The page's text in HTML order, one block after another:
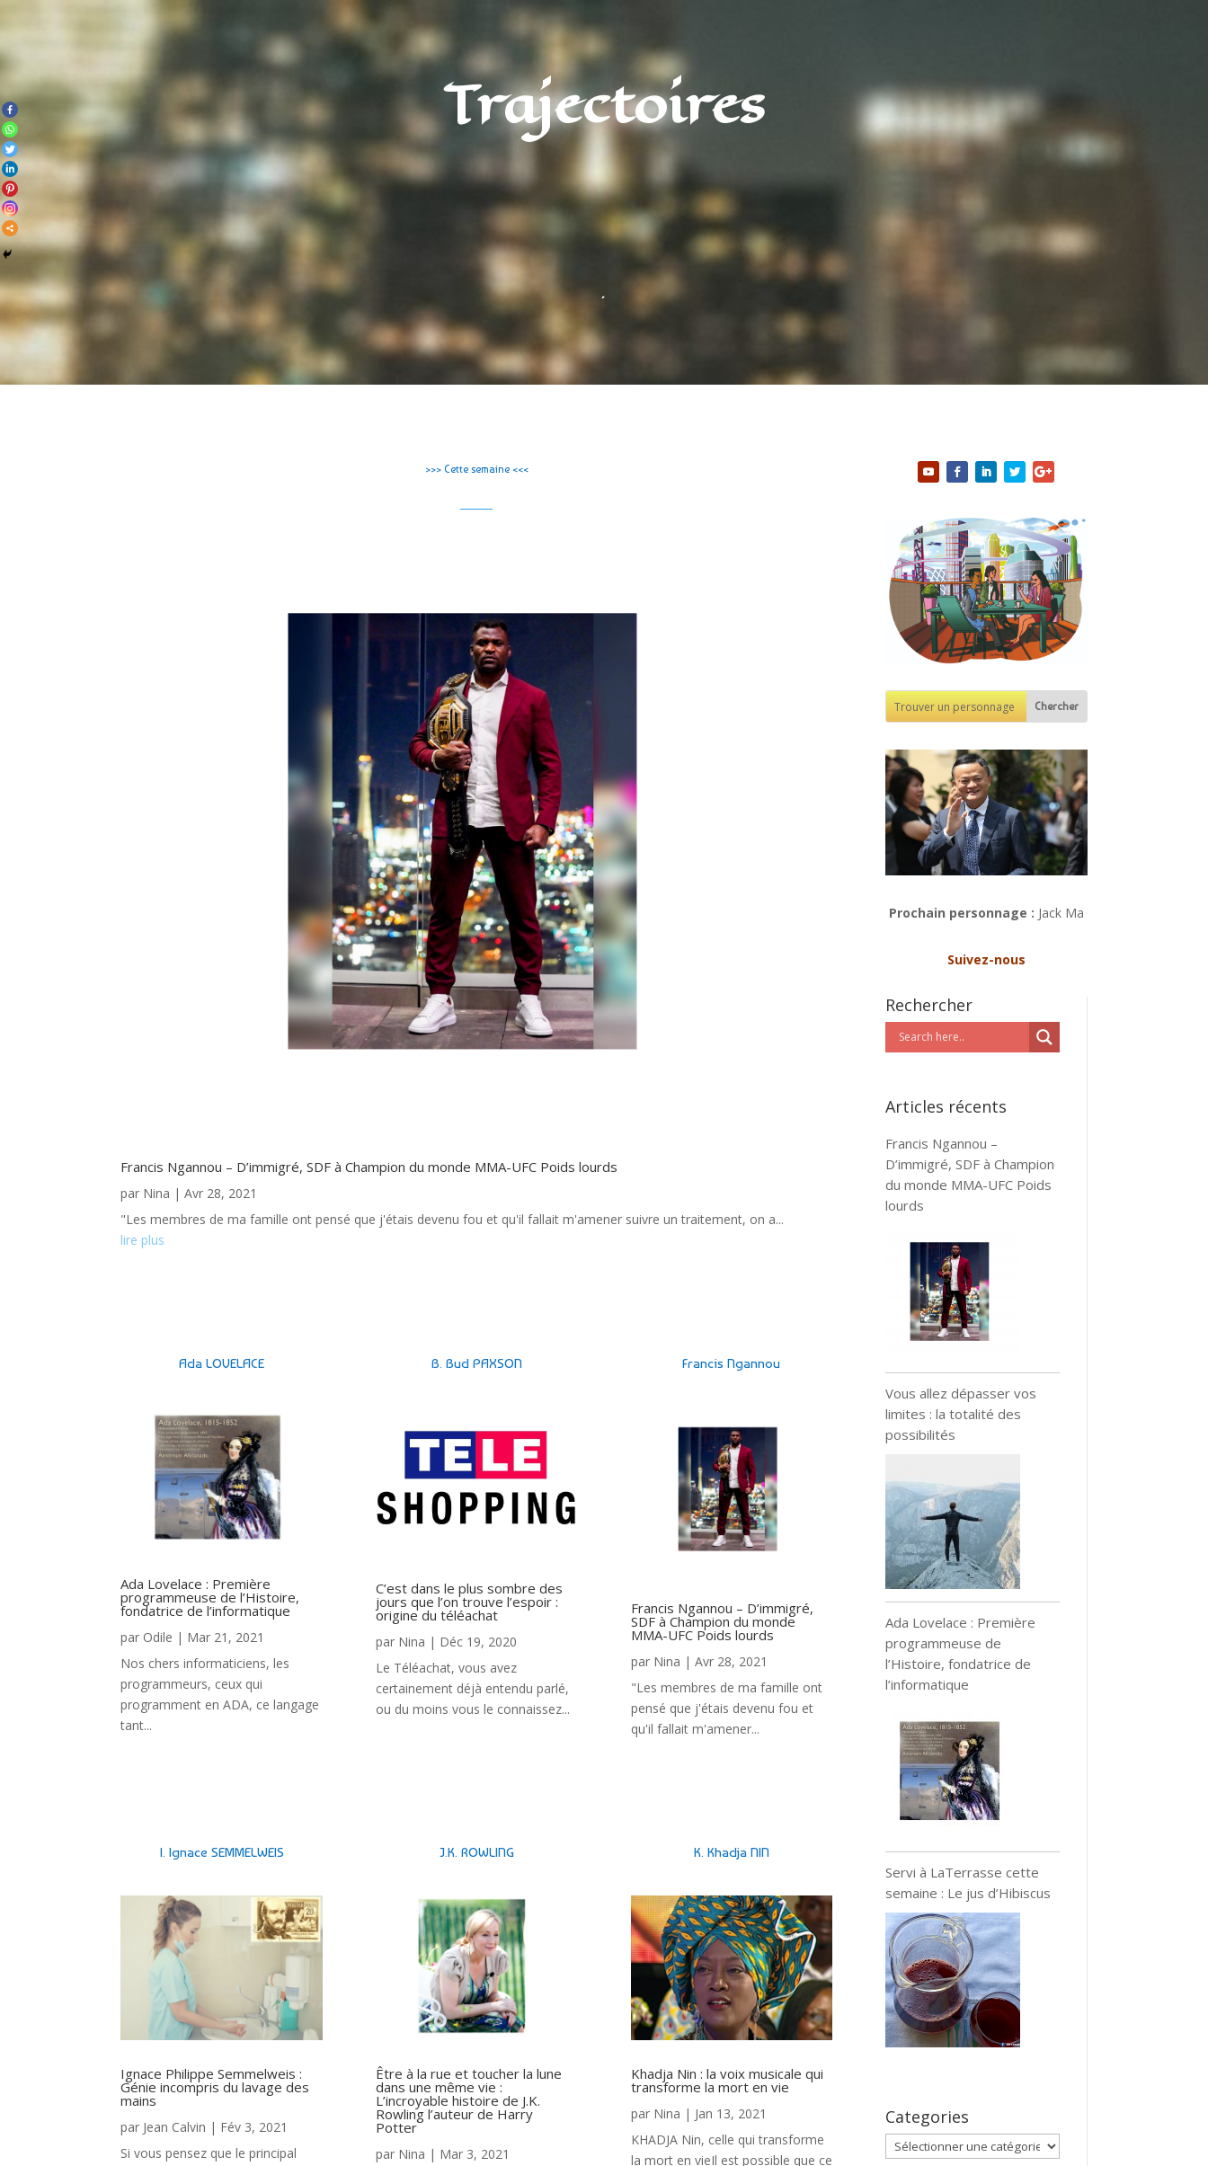
Trajectoires
.
>>> Cette semaine <<<
Francis Ngannou – D’immigré, SDF à Champion du monde MMA-UFC Poids lourds
par Nina |Avr 28, 2021
"Les membres de ma famille ont pensé que j'étais devenu fou et qu'il fallait m'amener suivre un traitement, on a...
lire plus
Ada LOVELACE
Ada Lovelace : Première
programmeuse de l’Histoire,
fondatrice de l’informatique
par Odile | Mar 21, 2021
Nos chers informaticiens, les
programmeurs, ceux qui
programment en ADA, ce langage
tant...
B. Bud PAXSON
C’est dans le plus sombre des
jours que l’on trouve l’espoir :
origine du téléachat
par Nina | Déc 19, 2020
Le Téléachat, vous avez
certainement déjà entendu parlé,
ou du moins vous le connaissez...
Francis Ngannou
Francis Ngannou – D’immigré,
SDF à Champion du monde
MMA-UFC Poids lourds
par Nina | Avr 28, 2021
"Les membres de ma famille ont
pensé que j'étais devenu fou et
qu'il fallait m'amener...
I. Ignace SEMMELWEIS
Ignace Philippe Semmelweis :
Génie incompris du lavage des
mains
par Jean Calvin | Fév 3, 2021
Si vous pensez que le principal
J.K. ROWLING
Être à la rue et toucher la lune
dans une même vie :
L’incroyable histoire de J.K.
Rowling l’auteur de Harry
Potter
par Nina | Mar 3, 2021
K. Khadja NIN
Khadja Nin : la voix musicale qui
transforme la mort en vie
par Nina | Jan 13, 2021
KHADJA Nin, celle qui transforme
la mort en vieIl est possible que ce
Prochain personnage : Jack Ma
Suivez-nous
Rechercher
Articles récents
Francis Ngannou –
D’immigré, SDF à Champion
du monde MMA-UFC Poids
lourds
Vous allez dépasser vos
limites : la totalité des
possibilités
Ada Lovelace : Première
programmeuse de
l’Histoire, fondatrice de
l’informatique
Servi à LaTerrasse cette
semaine : Le jus d’Hibiscus
Categories
Categories